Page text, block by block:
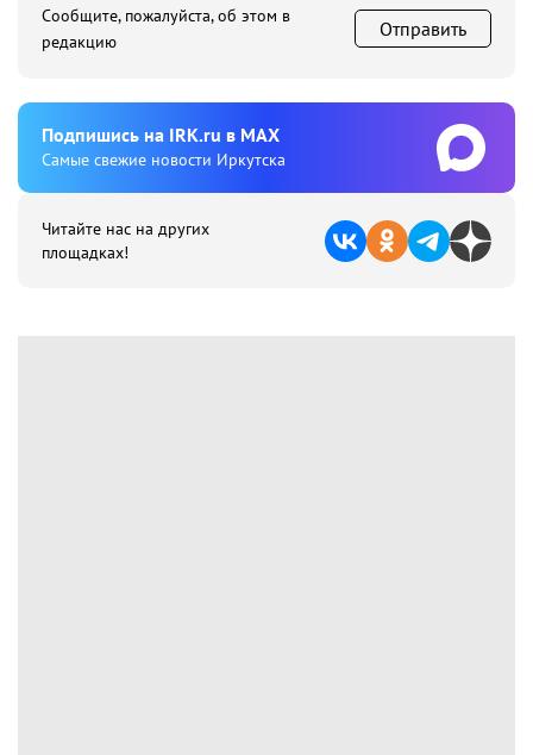
Сообщите, пожалуйста, об этом в
редакцию
Отправить
Подпишиcь на IRK.ru в MAX
Cамые свежие новости Иркутска
Читайте нас на других
площадках!